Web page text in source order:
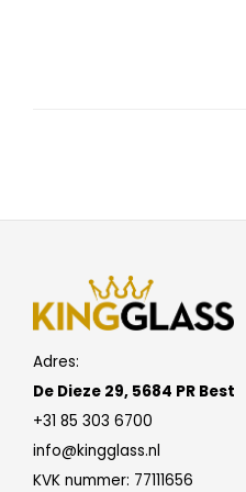
Adres:
De Dieze 29, 5684 PR Best
+31 85 303 6700
info@kingglass.nl
KVK nummer: 77111656